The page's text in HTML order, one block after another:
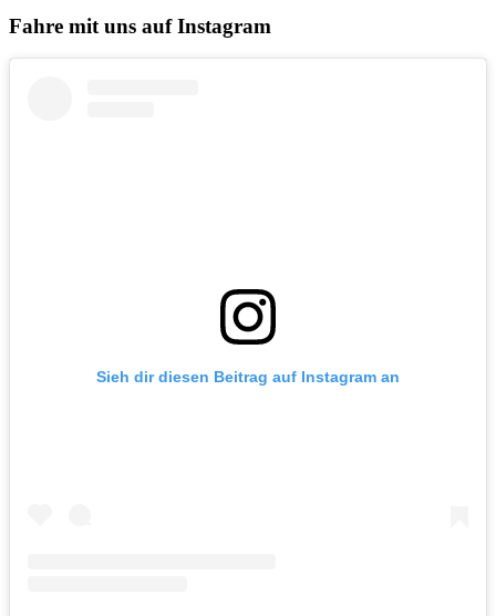
Fahre mit uns auf Instagram
Sieh dir diesen Beitrag auf Instagram an